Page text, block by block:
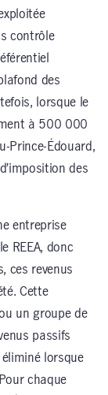
contrôle
des
lorsque le
à 500 000
Prince-Édouard,
des
entreprise
REEA, donc
ces revenus
Cette
un groupe de
passifs
lorsque
chaque